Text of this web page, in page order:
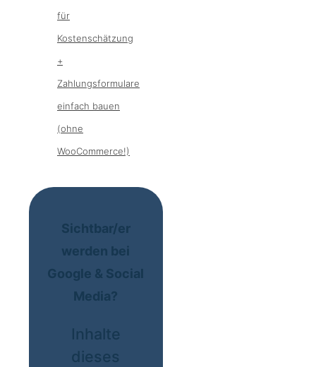
für
Kostenschätzung
+
Zahlungsformulare
einfach bauen
(ohne
WooCommerce!)
Sichtbar/er
werden bei
Google & Social
Media?
Inhalte
dieses